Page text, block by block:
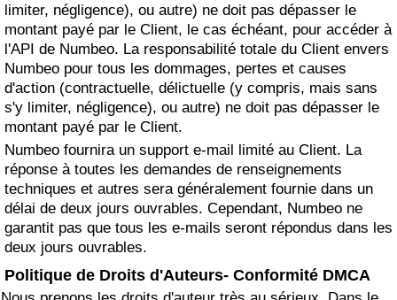
limiter, négligence), ou autre) ne doit pas dépasser le
montant payé par le Client, le cas échéant, pour accéder à
l'API de Numbeo. La responsabilité totale du Client envers
Numbeo pour tous les dommages, pertes et causes
d'action (contractuelle, délictuelle (y compris, mais sans
s'y limiter, négligence), ou autre) ne doit pas dépasser le
montant payé par le Client.
Numbeo fournira un support e-mail limité au Client. La
réponse à toutes les demandes de renseignements
techniques et autres sera généralement fournie dans un
délai de deux jours ouvrables. Cependant, Numbeo ne
garantit pas que tous les e-mails seront répondus dans les
deux jours ouvrables.
Politique de Droits d'Auteurs- Conformité DMCA